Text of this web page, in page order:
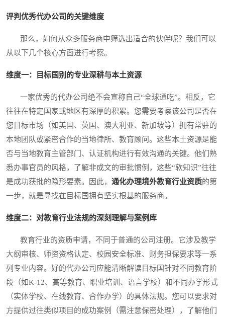
评判优秀代办公司的关键维度
那么，如何从众多服务商中筛选出适合的伙伴呢？我们可以
从以下几个核心方面进行考察。
维度一：目标国别的专业深耕与本土资源
一家优秀的代办公司绝不会宣称自己“全球通吃”。相反，它
往往在特定国家或地区有深厚的积累。您需要考察该公司是否在
您目标市场（如美国、英国、澳大利亚、新加坡等）拥有常驻的
本地团队或紧密合作的当地律所、教育顾问。这些本土资源是能
否与当地教育主管部门、认证机构进行有效沟通的关键。他们熟
悉办事官员的风格，了解非成文的审批惯例，这些“软知识”往往
是成功获批的隐形要素。因此， 通化办理境外教育行业资质的第
一步，就是寻找在目标国拥有坚实根基的服务商。
维度二：对教育行业法规的深刻理解与案例库
教育行业的资质申请，不同于普通的公司注册。它涉及教学
大纲审核、师资资格认定、校园安全标准、财务担保要求等一系
列专业内容。好的代办公司应能清晰解读目标国针对不同教育阶
段（如K-12、高等教育、职业培训、语言学校）和不同办学形式
（实体学校、在线教育、合作办学）的具体法规。您可以要求对
方提供过往类似项目的成功案例（需注意保密处理），了解他们